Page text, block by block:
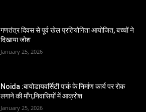
गणतंत्र दिवस से पूर्व खेल प्रतियोगिता आयोजित, बच्चों ने
दिखाया जोश
January 25, 2026
Noida :बायोडायवर्सिटी पार्क के निर्माण कार्य पर रोक
लगाने की माँग,निवासियों में आक्रोश
January 25, 2026